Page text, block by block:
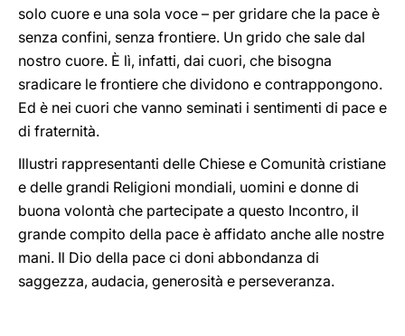
solo cuore e una sola voce – per gridare che la pace è
senza confini, senza frontiere. Un grido che sale dal
nostro cuore. È lì, infatti, dai cuori, che bisogna
sradicare le frontiere che dividono e contrappongono.
Ed è nei cuori che vanno seminati i sentimenti di pace e
di fraternità.
Illustri rappresentanti delle Chiese e Comunità cristiane
e delle grandi Religioni mondiali, uomini e donne di
buona volontà che partecipate a questo Incontro, il
grande compito della pace è affidato anche alle nostre
mani. Il Dio della pace ci doni abbondanza di
saggezza, audacia, generosità e perseveranza.